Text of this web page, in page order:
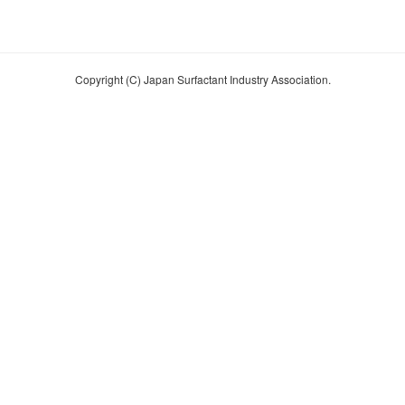
Copyright (C) Japan Surfactant Industry Association.